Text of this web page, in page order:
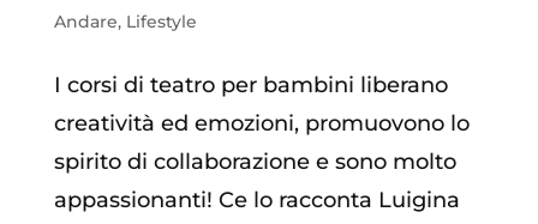
Andare, Lifestyle
I corsi di teatro per bambini liberano
creatività ed emozioni, promuovono lo
spirito di collaborazione e sono molto
appassionanti! Ce lo racconta Luigina